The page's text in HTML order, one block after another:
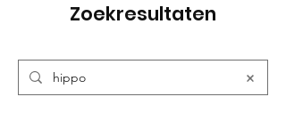
Zoekresultaten